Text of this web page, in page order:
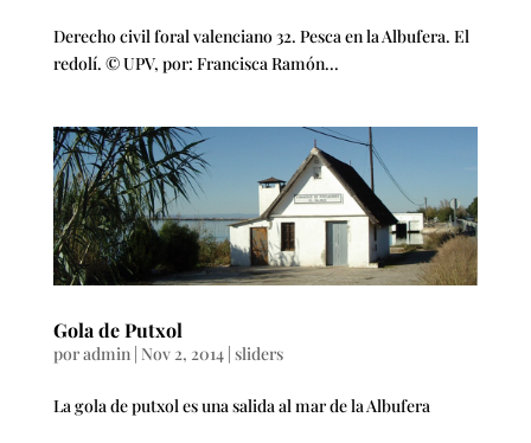
Derecho civil foral valenciano 32. Pesca en la Albufera. El
redolí. © UPV, por: Francisca Ramón...
Gola de Putxol
poradmin| Nov 2, 2014| sliders
La gola de putxol es una salida al mar de la Albufera